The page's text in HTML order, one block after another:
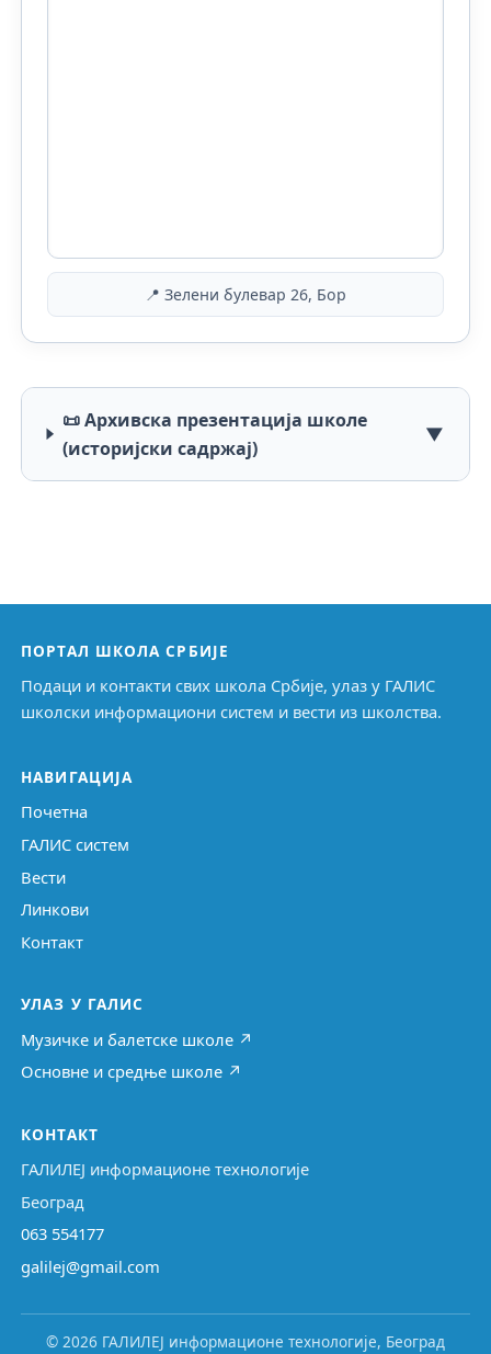
📍 Зелени булевар 26, Бор
📜 Архивска презентација школе
(историјски садржај)
▼
ПОРТАЛ ШКОЛА СРБИЈЕ
Подаци и контакти свих школа Србије, улаз у ГАЛИС
школски информациони систем и вести из школства.
НАВИГАЦИЈА
Почетна
ГАЛИС систем
Вести
Линкови
Контакт
УЛАЗ У ГАЛИС
Музичке и балетске школе ↗
Основне и средње школе ↗
КОНТАКТ
ГАЛИЛЕЈ информационе технологије
Београд
063 554177
galilej@gmail.com
© 2026 ГАЛИЛЕЈ информационе технологије, Београд